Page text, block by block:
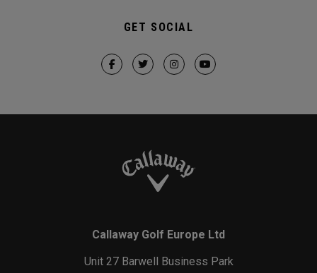
GET SOCIAL
Callaway Golf Europe Ltd
Unit 27 Barwell Business Park